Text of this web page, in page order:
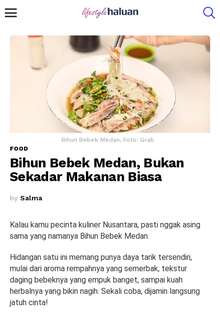
Bihun Bebek Medan, Foto: Grab
FOOD
Bihun Bebek Medan, Bukan
Sekadar Makanan Biasa
by Salma
Kalau kamu pecinta kuliner Nusantara, pasti nggak asing
sama yang namanya Bihun Bebek Medan.
Hidangan satu ini memang punya daya tarik tersendiri,
mulai dari aroma rempahnya yang semerbak, tekstur
daging bebeknya yang empuk banget, sampai kuah
herbalnya yang bikin nagih. Sekali coba, dijamin langsung
jatuh cinta!